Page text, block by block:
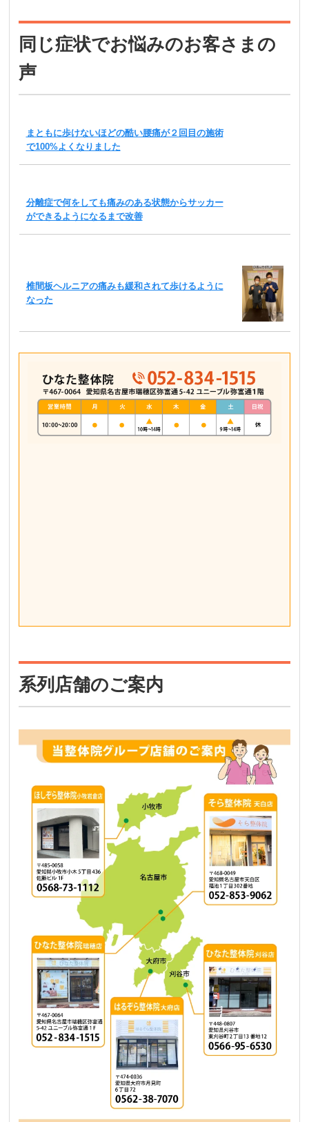
同じ症状でお悩みのお客さまの
声
まともに歩けないほどの酷い腰痛が２回目の施術
で100%よくなりました
分離症で何をしても痛みのある状態からサッカー
ができるようになるまで改善
椎間板ヘルニアの痛みも緩和されて歩けるように
なった
系列店舗のご案内